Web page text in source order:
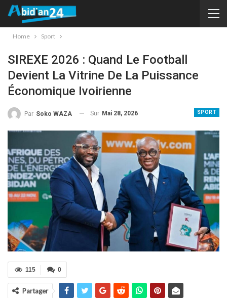
Home Sport
SIREXE 2026 : Quand Le Football
Devient La Vitrine De La Puissance
Économique Ivoirienne
SPORT
Par Soko WAZA Sur Mai 28, 2026
0
115
Partager